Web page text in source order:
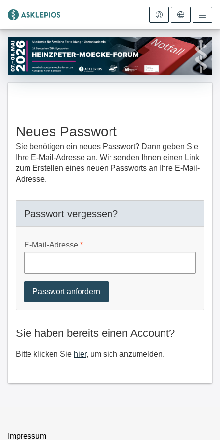
Zur Startseite
Neues Passwort
Sie benötigen ein neues Passwort? Dann geben Sie
Ihre E-Mail-Adresse an. Wir senden Ihnen einen Link
zum Erstellen eines neuen Passworts an Ihre E-Mail-
Adresse.
Passwort vergessen?
E-Mail-Adresse
Sie haben bereits einen Account?
Bitte klicken Sie hier, um sich anzumelden.
Impressum